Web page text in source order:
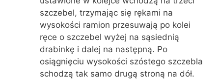
szczebel, trzymając się rękami na
wysokości ramion przesuwają po kolei
ręce o szczebel wyżej na sąsiednią
drabinkę i dalej na następną. Po
osiągnięciu wysokości szóstego szczebla
schodzą tak samo drugą stroną na dół.